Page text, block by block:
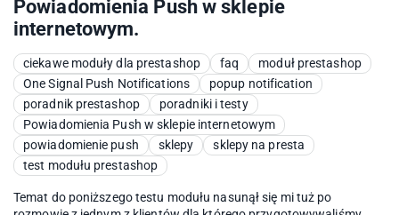
Powiadomienia Push w sklepie
internetowym.
ciekawe moduły dla prestashop faq
moduł prestashop
One Signal Push Notifications
popup notification
poradnik prestashop
poradniki i testy
Powiadomienia Push w sklepie internetowym
powiadomienie push
sklepy
sklepy na presta
test modułu prestashop
Temat do poniższego testu modułu nasunął się mi tuż po